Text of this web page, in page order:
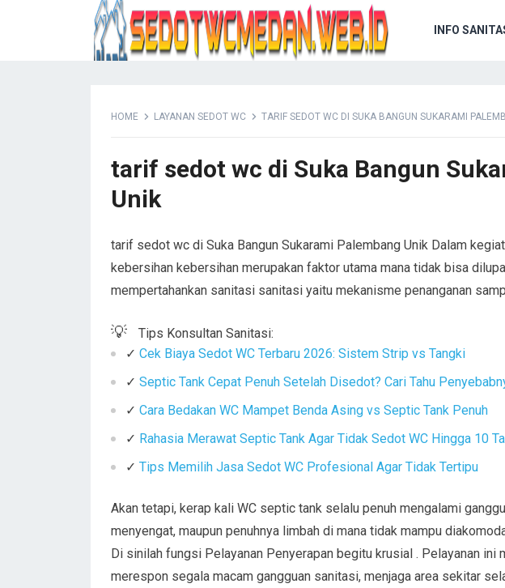
INFO
HOME LAYANAN SEDOT WC TARIF SEDOT WC DI SUKA BANGUN SUKARAMI
tarif sedot wc di Suka Bangun
Unik
tarif sedot wc di Suka Bangun Sukarami Palembang Unik Dalam
kebersihan kebersihan merupakan faktor utama mana tidak bisa
mempertahankan sanitasi sanitasi yaitu mekanisme penanganan
💡
Tips Konsultan Sanitasi:
✓ Cek Biaya Sedot WC Terbaru 2026: Sistem Strip vs Tangki
✓ Septic Tank Cepat Penuh Setelah Disedot? Cari Tahu
✓ Cara Bedakan WC Mampet Benda Asing vs Septic Tank Penuh
✓ Rahasia Merawat Septic Tank Agar Tidak Sedot WC Hingga 10
✓ Tips Memilih Jasa Sedot WC Profesional Agar Tidak Tertipu
Akan tetapi, kerap kali WC septic tank selalu penuh mengalami
menyengat, maupun penuhnya limbah di mana tidak mampu
Di sinilah fungsi Pelayanan Penyerapan begitu krusial . Pelayanan ini
merespon segala macam gangguan sanitasi, menjaga area sekitar